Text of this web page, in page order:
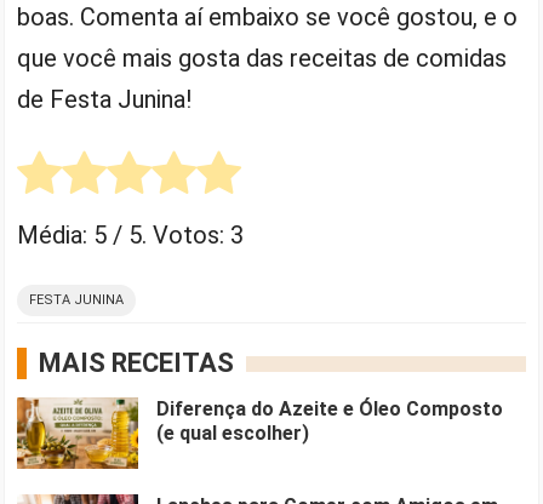
boas. Comenta aí embaixo se você gostou, e o
que você mais gosta das receitas de comidas
de Festa Junina!
Média: 5 / 5. Votos: 3
FESTA JUNINA
MAIS RECEITAS
Diferença do Azeite e Óleo Composto
(e qual escolher)